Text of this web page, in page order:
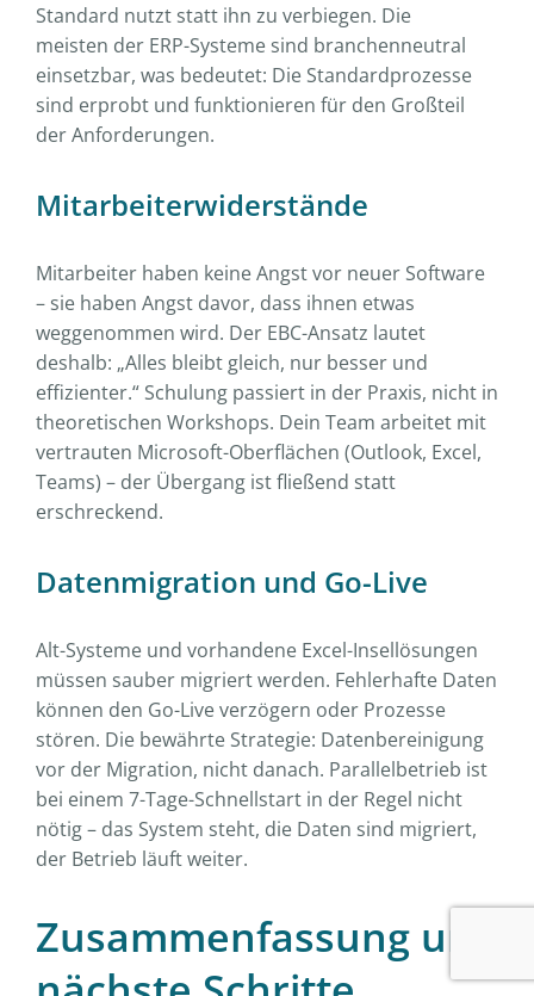
Standard nutzt statt ihn zu verbiegen. Die
meisten der ERP-Systeme sind branchenneutral
einsetzbar, was bedeutet: Die Standardprozesse
sind erprobt und funktionieren für den Großteil
der Anforderungen.
Mitarbeiterwiderstände
Mitarbeiter haben keine Angst vor neuer Software
– sie haben Angst davor, dass ihnen etwas
weggenommen wird. Der EBC-Ansatz lautet
deshalb: „Alles bleibt gleich, nur besser und
effizienter.“ Schulung passiert in der Praxis, nicht in
theoretischen Workshops. Dein Team arbeitet mit
vertrauten Microsoft-Oberflächen (Outlook, Excel,
Teams) – der Übergang ist fließend statt
erschreckend.
Datenmigration und Go-Live
Alt-Systeme und vorhandene Excel-Insellösungen
müssen sauber migriert werden. Fehlerhafte Daten
können den Go-Live verzögern oder Prozesse
stören. Die bewährte Strategie: Datenbereinigung
vor der Migration, nicht danach. Parallelbetrieb ist
bei einem 7-Tage-Schnellstart in der Regel nicht
nötig – das System steht, die Daten sind migriert,
der Betrieb läuft weiter.
Zusammenfassung und